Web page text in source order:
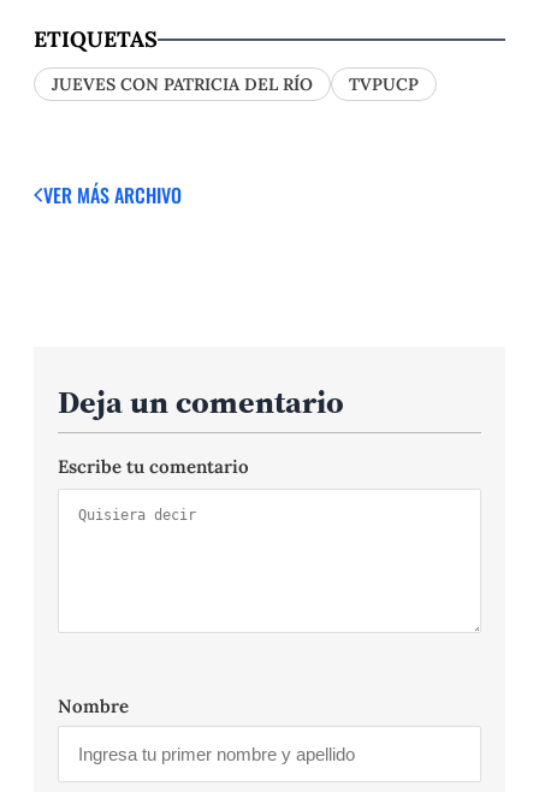
ETIQUETAS
JUEVES CON PATRICIA DEL RÍO TVPUCP
VER MÁSARCHIVO
Deja un comentario
Escribe tu comentario
Nombre